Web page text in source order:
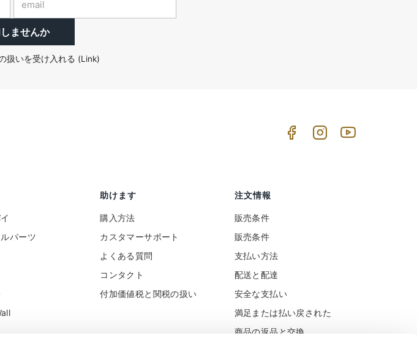
ませんか
扱いを受け入れる (Link)
パーツ
助けます
購入方法
カスタマーサポート
よくある質問
コンタクト
付加価値税と関税の扱い
注文情報
販売条件
販売条件
支払い方法
配送と配達
安全な支払い
満足または払い戻された
商品の返品と交換